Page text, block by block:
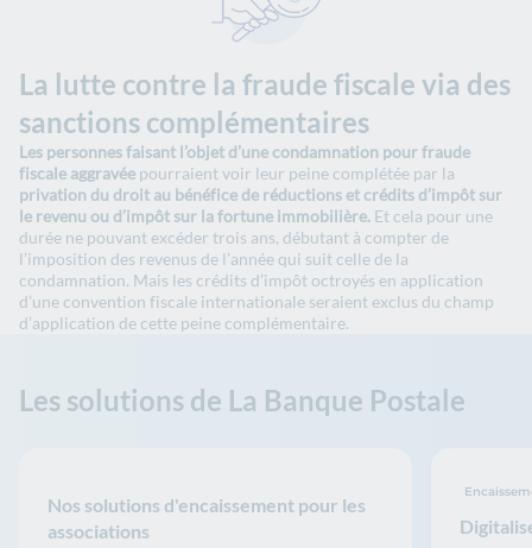
La lutte contre la fraude fiscale via des
sanctions complémentaires
Les personnes faisant l’objet d’une condamnation pour fraude
fiscale aggravée pourraient voir leur peine complétée par la
privation du droit au bénéfice de réductions et crédits d’impôt sur
le revenu ou d’impôt sur la fortune immobilière. Et cela pour une
durée ne pouvant excéder trois ans, débutant à compter de
l’imposition des revenus de l’année qui suit celle de la
condamnation. Mais les crédits d’impôt octroyés en application
d’une convention fiscale internationale seraient exclus du champ
d’application de cette peine complémentaire.
Les solutions de La Banque Postale
Nos solutions d'encaissement pour les
associations